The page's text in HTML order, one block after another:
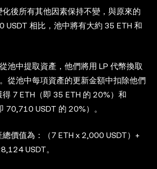
後所有其他因素保持不變，與原來的
USDT 相比，池中將有大約 35 ETH 和
池中提取資產，他們將用 LP 代幣換取
從池中每項資產的更新金額中扣除他們
7 ETH（即 35 ETH 的 20%）和
70,710 USDT 的 20%）。
價值為：（7 ETH x 2,000 USDT）+
USDT。